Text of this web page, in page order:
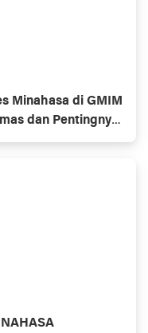
Minahasa di GMIM
dan Pentingnya